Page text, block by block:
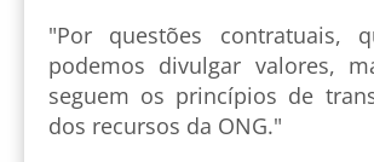
"Por questões contratuais,
podemos divulgar valores,
seguem os princípios de
dos recursos da ONG."